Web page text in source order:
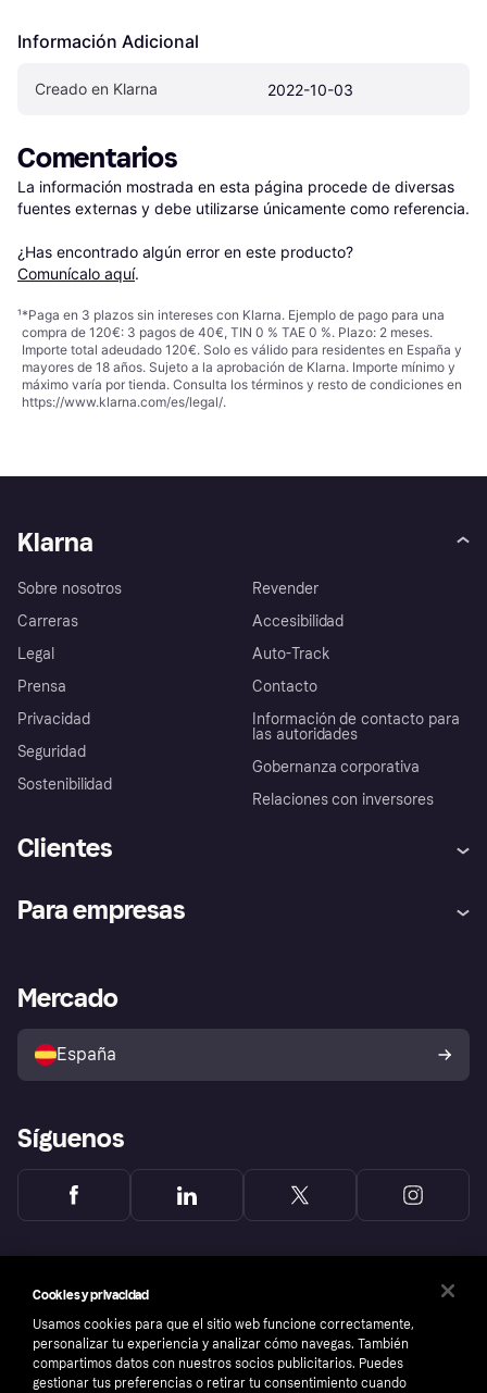
Información Adicional
Creado en Klarna 2022-10-03
Comentarios
La información mostrada en esta página procede de diversas
fuentes externas y debe utilizarse únicamente como referencia.
¿Has encontrado algún error en este producto?
Comunícalo aquí.
¹*Paga en 3 plazos sin intereses con Klarna. Ejemplo de pago para una
compra de 120€: 3 pagos de 40€, TIN 0 % TAE 0 %. Plazo: 2 meses.
Importe total adeudado 120€. Solo es válido para residentes en España y
mayores de 18 años. Sujeto a la aprobación de Klarna. Importe mínimo y
máximo varía por tienda. Consulta los términos y resto de condiciones en
https://www.klarna.com/es/legal/.
Klarna
Sobre nosotros
Carreras
Legal
Prensa
Privacidad
Seguridad
Sostenibilidad
Revender
Accesibilidad
Auto-Track
Contacto
Información de contacto para
las autoridades
Gobernanza corporativa
Relaciones con inversores
Clientes
Inicio de sesión
Directorio de tiendas
Política de protección al
comprador de Klarna
Reclamaciones
Para empresas
Acceso empresas
Mercado
España
Síguenos
Cookies y privacidad
Usamos cookies para que el sitio web funcione correctamente,
personalizar tu experiencia y analizar cómo navegas. También
compartimos datos con nuestros socios publicitarios. Puedes
gestionar tus preferencias o retirar tu consentimiento cuando